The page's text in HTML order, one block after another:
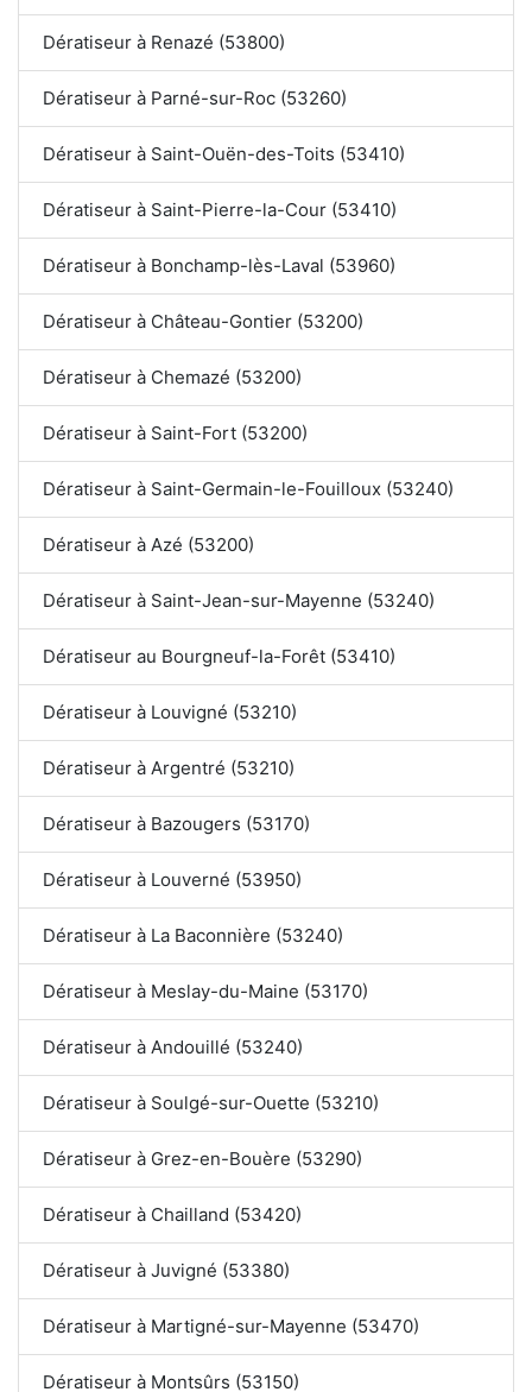
Dératiseur à Renazé (53800)
Dératiseur à Parné-sur-Roc (53260)
Dératiseur à Saint-Ouën-des-Toits (53410)
Dératiseur à Saint-Pierre-la-Cour (53410)
Dératiseur à Bonchamp-lès-Laval (53960)
Dératiseur à Château-Gontier (53200)
Dératiseur à Chemazé (53200)
Dératiseur à Saint-Fort (53200)
Dératiseur à Saint-Germain-le-Fouilloux (53240)
Dératiseur à Azé (53200)
Dératiseur à Saint-Jean-sur-Mayenne (53240)
Dératiseur au Bourgneuf-la-Forêt (53410)
Dératiseur à Louvigné (53210)
Dératiseur à Argentré (53210)
Dératiseur à Bazougers (53170)
Dératiseur à Louverné (53950)
Dératiseur à La Baconnière (53240)
Dératiseur à Meslay-du-Maine (53170)
Dératiseur à Andouillé (53240)
Dératiseur à Soulgé-sur-Ouette (53210)
Dératiseur à Grez-en-Bouère (53290)
Dératiseur à Chailland (53420)
Dératiseur à Juvigné (53380)
Dératiseur à Martigné-sur-Mayenne (53470)
Dératiseur à Montsûrs (53150)